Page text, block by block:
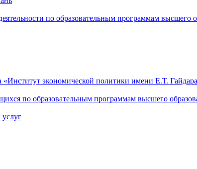
по образовательным программам
экономической политики имени Е.Т.
по образовательным программам высшего